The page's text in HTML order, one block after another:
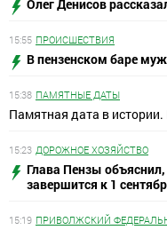
Олег Денисов
15:55 ПРОИСШЕСТВИЯ
В пензенском баре
15:38 ПАМЯТНЫЕ ДАТЫ
Памятная дата в
15:23 ДОРОЖНОЕ ХОЗЯЙСТВО
Глава Пензы
завершится к 1
15:19 ПРИВОЛЖСКИЙ